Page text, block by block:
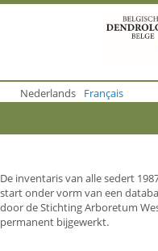
o
m
o
n
t
e
n
Nederlands Français
De inventaris van alle sedert
start onder vorm van een
door de Stichting Arboretum
permanent bijgewerkt.